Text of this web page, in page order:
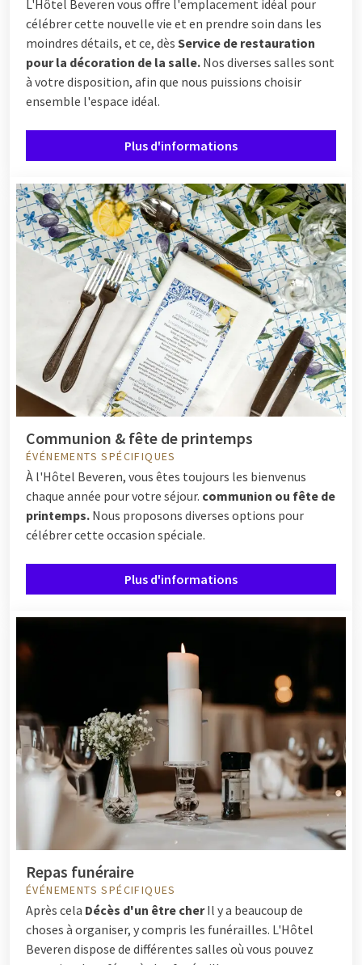
L'Hôtel Beveren vous offre l'emplacement idéal pour
célébrer cette nouvelle vie et en prendre soin dans les
moindres détails, et ce, dès Service de restauration
pour la décoration de la salle. Nos diverses salles sont
à votre disposition, afin que nous puissions choisir
ensemble l'espace idéal.
Plus d'informations
Communion & fête de printemps
ÉVÉNEMENTS SPÉCIFIQUES
À l'Hôtel Beveren, vous êtes toujours les bienvenus
chaque année pour votre séjour. communion ou fête de
printemps. Nous proposons diverses options pour
célébrer cette occasion spéciale.
Plus d'informations
Repas funéraire
ÉVÉNEMENTS SPÉCIFIQUES
Après cela Décès d'un être cherIl y a beaucoup de
choses à organiser, y compris les funérailles. L'Hôtel
Beveren dispose de différentes salles où vous pouvez